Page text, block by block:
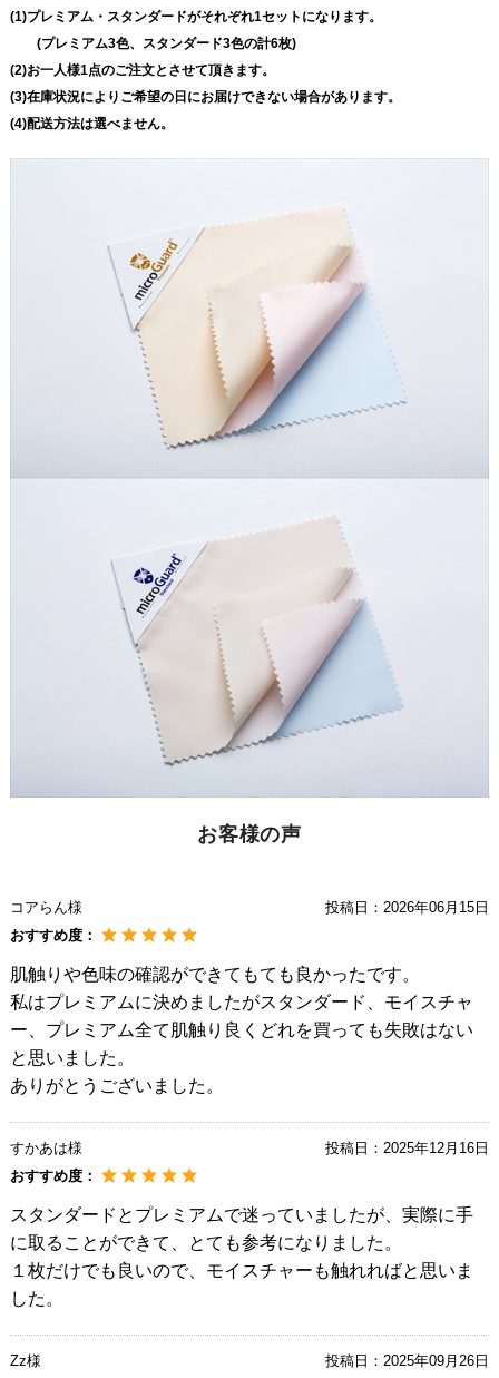
(1)プレミアム・スタンダードがそれぞれ1セットになります。
(プレミアム3色、スタンダード3色の計6枚)
(2)お一人様1点のご注文とさせて頂きます。
(3)在庫状況によりご希望の日にお届けできない場合があります。
(4)配送方法は選べません。
お客様の声
コアらん様 投稿日： 2026年06月15日
おすすめ度：
肌触りや色味の確認ができてもても良かったです。
私はプレミアムに決めましたがスタンダード、モイスチャ
ー、プレミアム全て肌触り良くどれを買っても失敗はない
と思いました。
ありがとうございました。
すかあは様 投稿日： 2025年12月16日
おすすめ度：
スタンダードとプレミアムで迷っていましたが、実際に手
に取ることができて、とても参考になりました。
１枚だけでも良いので、モイスチャーも触れればと思いま
した。
Zz様 投稿日： 2025年09月26日